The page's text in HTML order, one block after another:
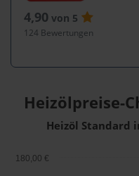
4,90 von 5
124 Bewertungen
Heizölpreise-
Heizöl Standard
180,00 €